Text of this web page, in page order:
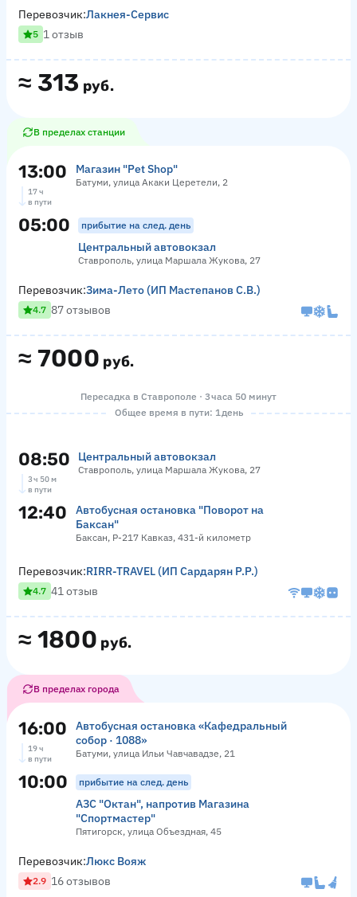
≈ 313 руб.
Перевозчик:Лакнея-Сервис
5 1 отзыв
В пределах станции
13:00 Магазин "Pet Shop"
Батуми, улица Акаки Церетели, 2
17 ч
в пути
05:00 прибытие на след. день
Центральный автовокзал
Ставрополь, улица Маршала Жукова, 27
≈ 7000 руб.
Перевозчик:Зима-Лето (ИП Мастепанов С.В.)
4.7 87 отзывов
Пересадка в Ставрополе · 3 часа 50 минут
Общее время в пути: 1 день
08:50 Центральный автовокзал
Ставрополь, улица Маршала Жукова, 27
3 ч 50 м
в пути
12:40
Автобусная остановка "Поворот на
Баксан"
Баксан, Р-217 Кавказ, 431-й километр
≈ 1800 руб.
Перевозчик:RIRR-TRAVEL (ИП Сардарян Р.Р.)
4.7 41 отзыв
В пределах города
16:00
Автобусная остановка «Кафедральный
собор · 1088»
Батуми, улица Ильи Чавчавадзе, 21
19 ч
в пути
10:00 прибытие на след. день
АЗС "Октан", напротив Магазина
"Спортмастер"
Пятигорск, улица Объездная, 45
Перевозчик:Люкс Вояж
2.9 16 отзывов